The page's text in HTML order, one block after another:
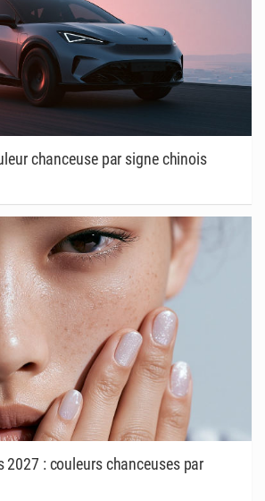
chanceuse par signe chinois
2027 : couleurs chanceuses par